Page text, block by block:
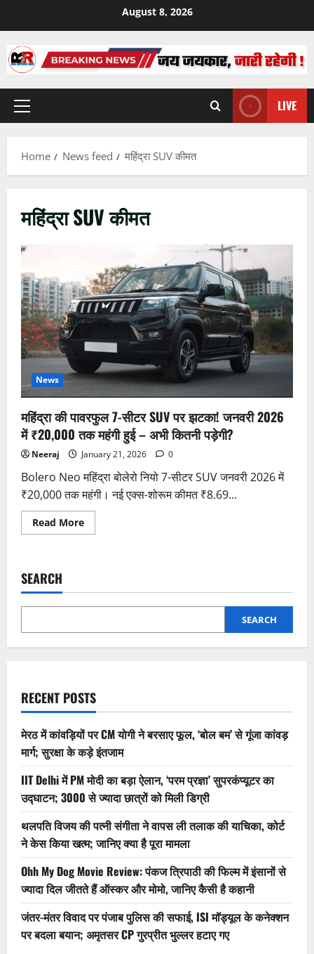
content
August 8, 2026
Primary
LIVE
Home News feed महिंद्रा SUV कीमत
महिंद्रा SUV कीमत
News
महिंद्रा की पावरफुल 7-सीटर SUV पर झटका! जनवरी 2026
में ₹20,000 तक महंगी हुई – अभी कितनी पड़ेगी?
Neeraj January 21, 2026 0
Bolero Neo महिंद्रा बोलेरो नियो 7-सीटर SUV जनवरी 2026 में
₹20,000 तक महंगी। नई एक्स-शोरूम कीमत ₹8.69...
Read MoreRead
more
सीटर
पर
जनवरी
में
–
अभी
पड़ेगी?
SEARCH
SEARCH
RECENT POSTS
मेरठ में कांवड़ियों पर CM योगी ने बरसाए फूल, ‘बोल बम’ से गूंजा कांवड़
मार्ग; सुरक्षा के कड़े इंतजाम
IIT Delhi में PM मोदी का बड़ा ऐलान, ‘परम प्रज्ञा’ सुपरकंप्यूटर का
उद्घाटन; 3000 से ज्यादा छात्रों को मिली डिग्री
थलपति विजय की पत्नी संगीता ने वापस ली तलाक की याचिका, कोर्ट
ने केस किया खत्म; जानिए क्या है पूरा मामला
Ohh My Dog Movie Review: पंकज त्रिपाठी की फिल्म में इंसानों से
ज्यादा दिल जीतते हैं ऑस्कर और मोमो, जानिए कैसी है कहानी
जंतर-मंतर विवाद पर पंजाब पुलिस की सफाई, ISI मॉड्यूल के कनेक्शन
पर बदला बयान; अमृतसर CP गुरप्रीत भुल्लर हटाए गए